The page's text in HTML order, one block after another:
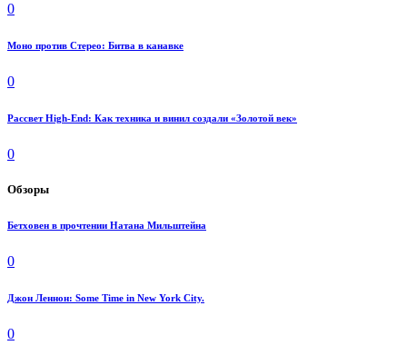
0
Моно против Стерео: Битва в канавке
0
Рассвет High-End: Как техника и винил создали «Золотой век»
0
Обзоры
Бетховен в прочтении Натана Мильштейна
0
Джон Леннон: Some Time in New York City.
0